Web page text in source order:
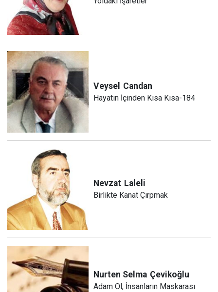
Veysel Candan
Hayatın İçinden Kısa Kısa-184
Nevzat Laleli
Birlikte Kanat Çırpmak
Nurten Selma Çevikoğlu
Adam Ol, İnsanların Maskarası